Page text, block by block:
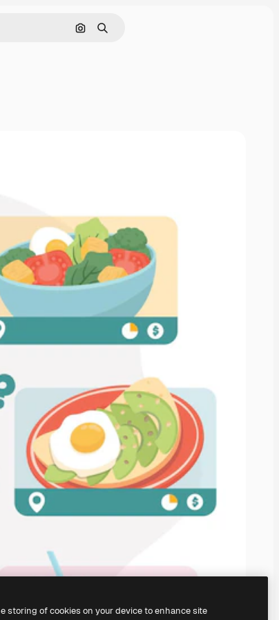
Cerca per immagine
Ricerca
storing of cookies on your device to enhance site